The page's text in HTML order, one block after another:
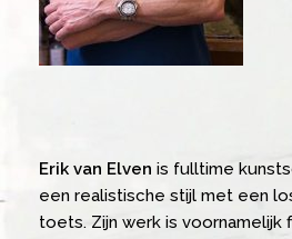
Erik van Elven is fulltime
een realistische stijl met een
toets. Zijn werk is voornamelijk